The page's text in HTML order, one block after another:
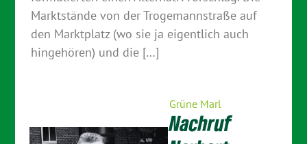
Marktstände von der Trogemannstraße auf
den Marktplatz (wo sie ja eigentlich auch
hingehören) und die […]
Grüne Marl
Nachruf